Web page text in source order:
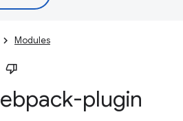
Modules
plugin